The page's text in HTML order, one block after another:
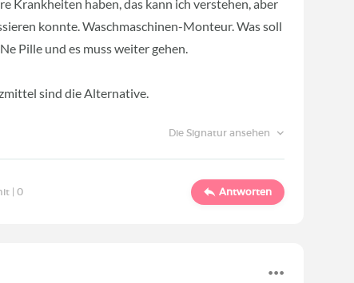
Krankheiten haben, das kann ich verstehen, aber
konnte. Waschmaschinen-Monteur. Was soll
Pille und es muss weiter gehen.
sind die Alternative.
Die Signatur ansehen
|0 Antworten